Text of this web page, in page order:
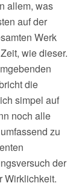
allem, was
auf der
Werk
wie dieser.
die
simpel auf
noch alle
zu
der
Wirklichkeit.